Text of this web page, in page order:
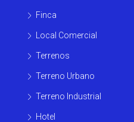
Finca
Local Comercial
Terrenos
Terreno Urbano
Terreno Industrial
Hotel